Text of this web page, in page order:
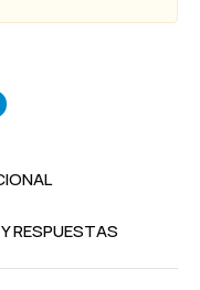
RESPUESTAS